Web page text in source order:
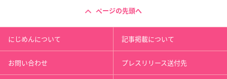
ページの先頭へ
にじめんについて 記事掲載について
お問い合わせ プレスリリース送付先